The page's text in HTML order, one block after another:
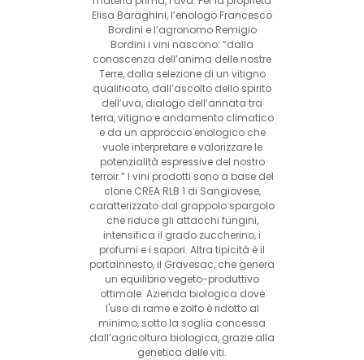
Elisa Baraghini, l’enologo Francesco
Bordini e l’agronomo Remigio
Bordini i vini nascono: “dalla
conoscenza dell’anima delle nostre
Terre, dalla selezione di un vitigno
qualificato, dall’ascolto dello spirito
dell’uva, dialogo dell’annata tra
terra, vitigno e andamento climatico
e da un approccio enologico che
vuole interpretare e valorizzare le
potenzialità espressive del nostro
terroir.” I vini prodotti sono a base del
clone CREA RLB 1 di Sangiovese,
caratterizzato dal grappolo spargolo
che riduce gli attacchi fungini,
intensifica il grado zuccherino, i
profumi e i sapori. Altra tipicità è il
portainnesto, il Gravesac, che genera
un equilibrio vegeto-produttivo
ottimale. Azienda biologica dove
l'uso di rame e zolfo è ridotto al
minimo, sotto la soglia concessa
dall’agricoltura biologica, grazie alla
genetica delle viti.